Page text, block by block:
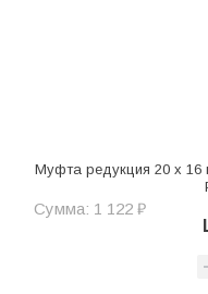
Муфта редукция 20 x 16
Сумма: 1 122 ₽